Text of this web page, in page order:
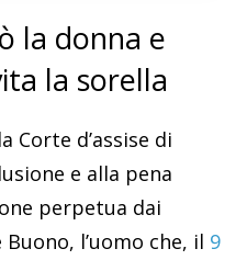
la donna e
la sorella
Corte d’assise di
e alla pena
perpetua dai
l’uomo che, il 9